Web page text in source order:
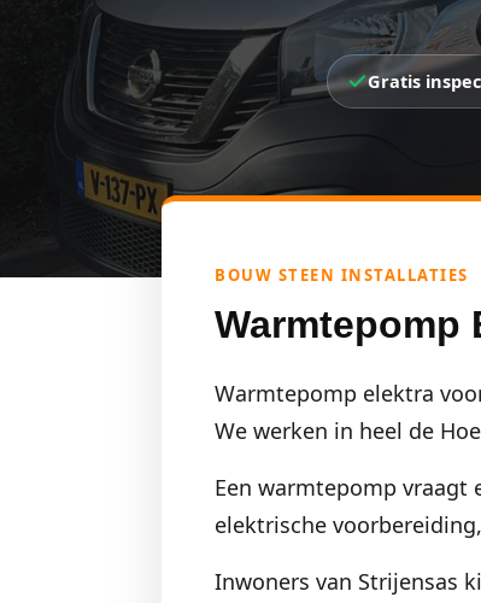
Gratis
BOUW STEEN INSTALLATIES
Warmtepomp
Warmtepomp elektra
We werken in heel de
Een warmtepomp vraagt
elektrische
Inwoners van Strijensas